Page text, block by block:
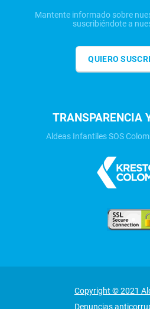
Mantente informado sobre
suscribiéndote a
QUIERO
TRANSPARENCIA
Aldeas Infantiles SOS
Copyright © 2021
Denuncias